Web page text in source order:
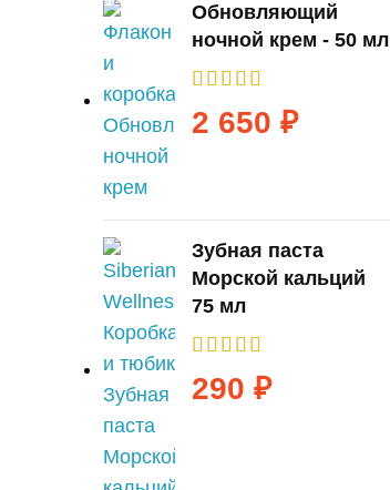
Обновляющий
ночной крем - 50 мл
2 650 ₽
Зубная паста
Морской кальций
75 мл
290 ₽